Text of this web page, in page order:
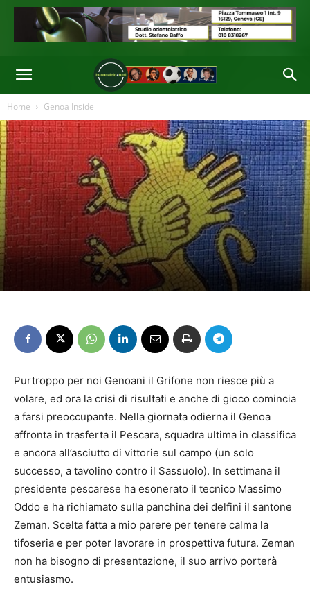
Home Genoa Inside
Purtroppo per noi Genoani il Grifone non riesce più a
volare, ed ora la crisi di risultati e anche di gioco comincia
a farsi preoccupante. Nella giornata odierna il Genoa
affronta in trasferta il Pescara, squadra ultima in classifica
e ancora all’asciutto di vittorie sul campo (un solo
successo, a tavolino contro il Sassuolo). In settimana il
presidente pescarese ha esonerato il tecnico Massimo
Oddo e ha richiamato sulla panchina dei delfini il santone
Zeman. Scelta fatta a mio parere per tenere calma la
tifoseria e per poter lavorare in prospettiva futura. Zeman
non ha bisogno di presentazione, il suo arrivo porterà
entusiasmo.